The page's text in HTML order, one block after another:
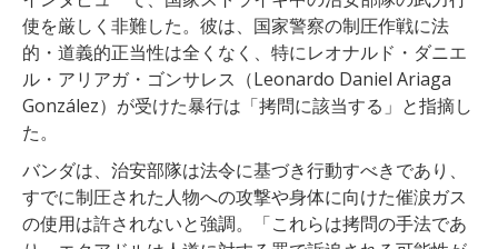
使を厳しく非難した。彼は、国家警察の制圧作戦に法
的・道義的正当性は全くなく、特にレオナルド・ダニエ
ル・アリアガ・ゴンサレス（Leonardo Daniel Ariaga
González）が受けた暴行は「拷問に該当する」と指摘し
た。
バンダは、治安部隊は法令に基づき行動すべきであり、
すでに制圧された人物への攻撃や身体に向けた催涙ガス
の使用は許されないと強調。「これらは拷問の手法であ